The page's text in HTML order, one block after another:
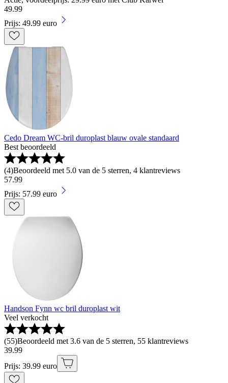
49.99
Prijs: 49.99 euro
Cedo Dream WC-bril duroplast blauw ovale standaard
Best beoordeeld
(4)Beoordeeld met 5.0 van de 5 sterren, 4 klantreviews
57.99
Prijs: 57.99 euro
Handson Fynn wc bril duroplast wit
Veel verkocht
(55)Beoordeeld met 3.6 van de 5 sterren, 55 klantreviews
39.99
Prijs: 39.99 euro